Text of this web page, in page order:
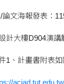
文海報發表：
計大樓D904演講
1、計畫書附表